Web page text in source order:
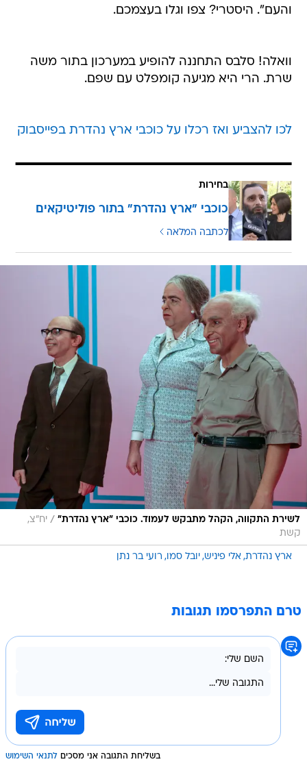
והעם". היסטרי? צפו וגלו בעצמכם.
וואלה! סלבס התחננה להופיע במערכון בתור משה
שרת. הרי היא מגיעה קומפלט עם שפם.
לכו להצביע ואז רכלו על כוכבי ארץ נהדרת בפייסבוק
בחירות
כוכבי "ארץ נהדרת" בתור פוליטיקאים
לכתבה המלאה
לשירת התקווה, הקהל מתבקש לעמוד. כוכבי "ארץ נהדרת" / יח"צ,
קשת
ארץ נהדרת אלי פיניש יובל סמו רועי בר נתן
טרם התפרסמו תגובות
בשליחת התגובה אני מסכים לתנאי השימוש